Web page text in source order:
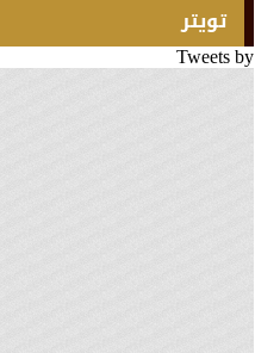
تويتر
Tweets by